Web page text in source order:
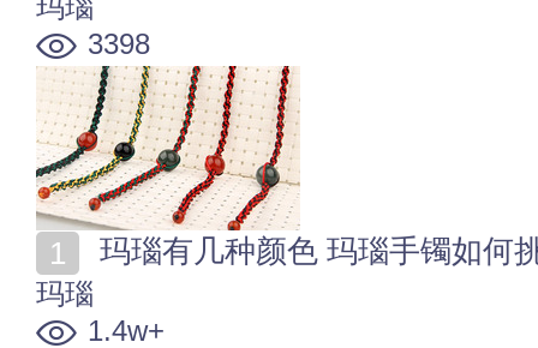
玛瑙
3398
玛瑙有几种颜色 玛瑙手镯如何
玛瑙
1.4w+